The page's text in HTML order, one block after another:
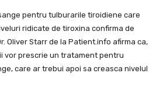
pentru tulburarile tiroidiene care
ridicate de tiroxina confirma de
Oliver Starr de la Patient.info afirma ca,
vor prescrie un tratament pentru
care ar trebui apoi sa creasca nivelul